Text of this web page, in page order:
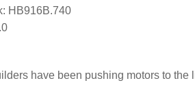
HB916B.740
have been pushing motors to